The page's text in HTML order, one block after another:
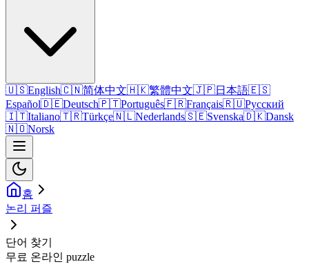
🇺🇸English🇨🇳简体中文🇭🇰繁體中文🇯🇵日本語🇪🇸
Español🇩🇪Deutsch🇵🇹Português🇫🇷Français🇷🇺Русский
🇮🇹Italiano🇹🇷Türkçe🇳🇱Nederlands🇸🇪Svenska🇩🇰Dansk
🇳🇴Norsk
홈
논리 퍼즐
단어 찾기
무료 온라인 puzzle